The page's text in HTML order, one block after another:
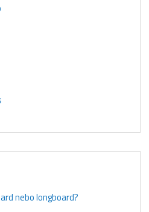
nebo longboard?